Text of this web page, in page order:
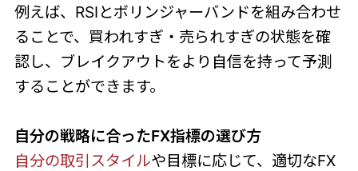
例えば、RSIとボリンジャーバンドを組み合わせ
ることで、買われすぎ・売られすぎの状態を確
認し、ブレイクアウトをより自信を持って予測
することができます。
自分の戦略に合ったFX指標の選び方
自分の取引スタイルや目標に応じて、適切なFX